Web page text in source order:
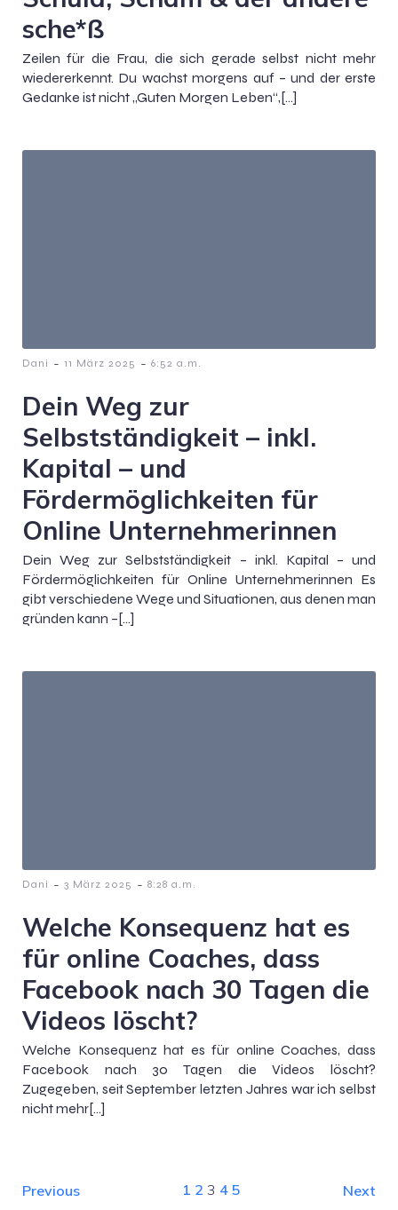
sche*ß
Zeilen für die Frau, die sich gerade selbst nicht mehr
wiedererkennt. Du wachst morgens auf – und der erste
Gedanke ist nicht „Guten Morgen Leben“,[…]
Dani - 11 März 2025 - 6:52 a.m.
Dein Weg zur
Selbstständigkeit – inkl.
Kapital – und
Fördermöglichkeiten für
Online Unternehmerinnen
Dein Weg zur Selbstständigkeit – inkl. Kapital – und
Fördermöglichkeiten für Online Unternehmerinnen Es
gibt verschiedene Wege und Situationen, aus denen man
gründen kann –[…]
Dani - 3 März 2025 - 8:28 a.m.
Welche Konsequenz hat es
für online Coaches, dass
Facebook nach 30 Tagen die
Videos löscht?
Welche Konsequenz hat es für online Coaches, dass
Facebook nach 30 Tagen die Videos löscht?
Zugegeben, seit September letzten Jahres war ich selbst
nicht mehr[…]
Previous 1 2 3 4 5 Next